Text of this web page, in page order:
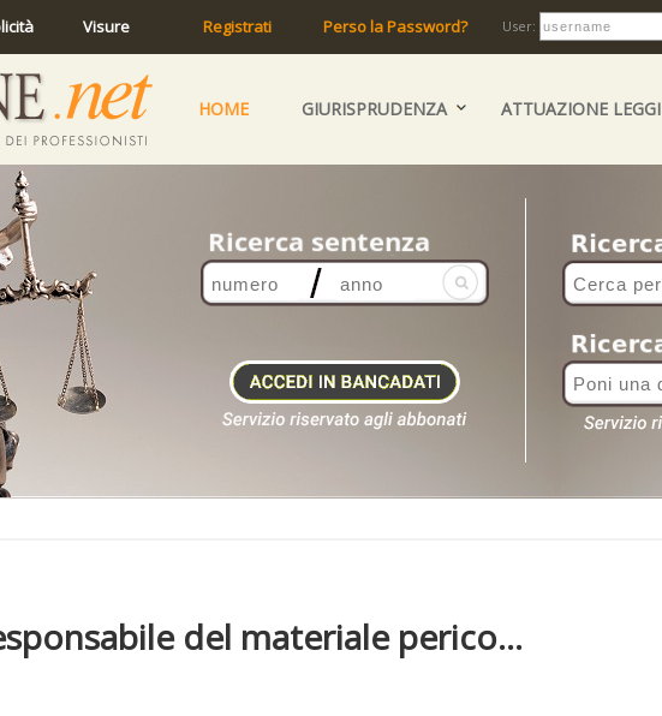
Visure Registrati Perso la Password? User:
HOME GIURISPRUDENZA ATTUAZIONE LEGGI
del materiale perico...